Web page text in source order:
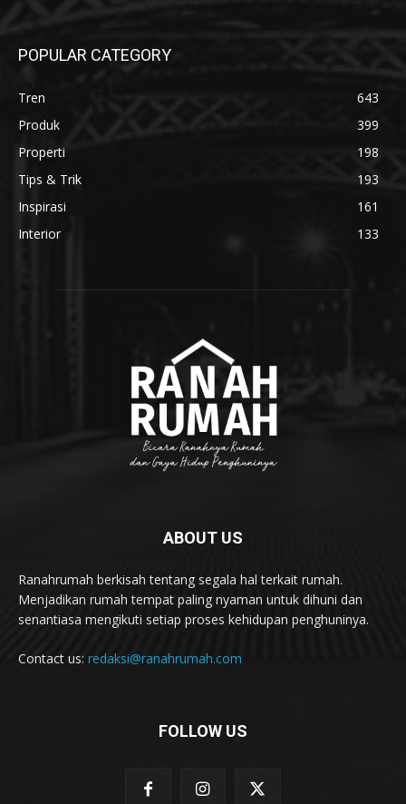
POPULAR CATEGORY
Tren
643
Produk
399
Properti
198
Tips & Trik
193
Inspirasi
161
Interior
133
ABOUT US
Ranahrumah berkisah tentang segala hal terkait rumah.
Menjadikan rumah tempat paling nyaman untuk dihuni dan
senantiasa mengikuti setiap proses kehidupan penghuninya.
Contact us: redaksi@ranahrumah.com
FOLLOW US